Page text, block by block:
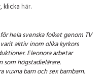
klicka här.
hela svenska folket genom TV
aktiv inom olika kyrkors
Eleonora arbetar
högstadielärare.
vuxna barn och sex barnbarn.